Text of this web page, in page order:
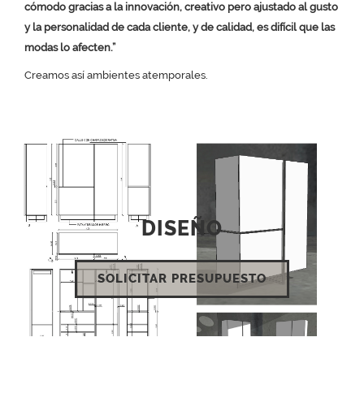
cómodo gracias a la innovación, creativo pero ajustado al gusto
y la personalidad de cada cliente, y de calidad, es difícil que las
modas lo afecten.”
Creamos así ambientes atemporales.
DISEÑO
SOLICITAR PRESUPUESTO